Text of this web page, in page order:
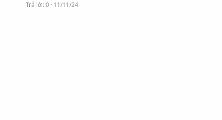
Trả lời 0 11/11/24